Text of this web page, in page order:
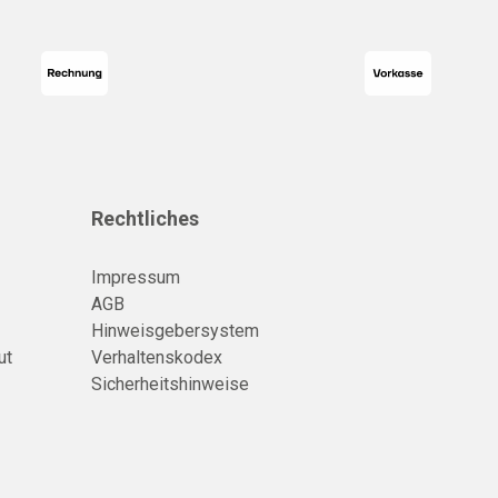
Rechtliches
Impressum
AGB
Hinweisgebersystem
Verhaltenskodex
Sicherheitshinweise